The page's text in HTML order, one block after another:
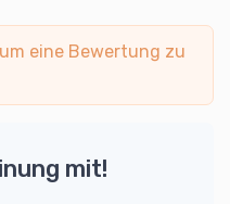
eine Bewertung zu
mit!